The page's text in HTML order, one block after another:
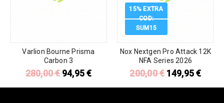
Varlion Bourne Prisma
Carbon 3
280,00€ 94,95€
15% EXTRA
COD:
SUM15
Nox Nextgen Pro Attack 12K
NFA Series 2026
200,00€ 149,95€